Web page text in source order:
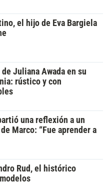
el hijo de Eva Bargiela
Juliana Awada en su
rústico y con
una reflexión a un
Marco: “Fue aprender a
Rud, el histórico